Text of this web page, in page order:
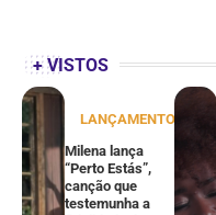
+ VISTOS
LANÇAMENTOS
Milena lança
“Perto Estás”,
canção que
testemunha a